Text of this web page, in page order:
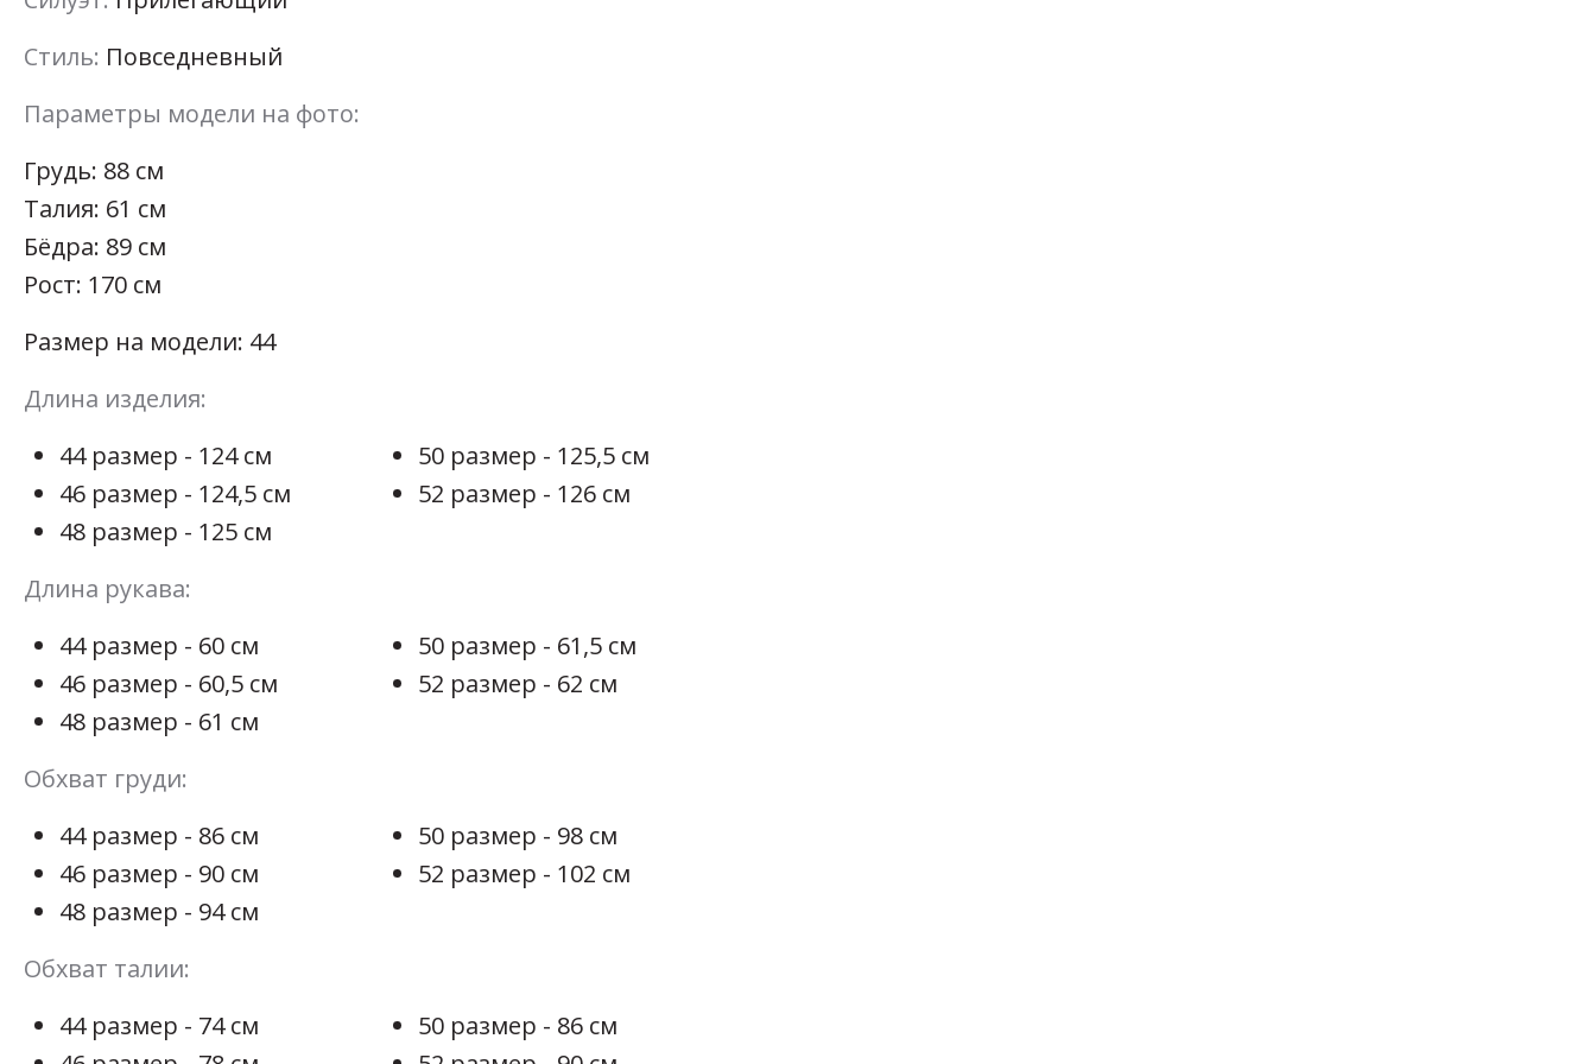
Стиль: Повседневный
Параметры модели на фото:
Грудь: 88 см
Талия: 61 см
Бёдра: 89 см
Рост: 170 см
Размер на модели: 44
Длина изделия:
44 размер - 124 см
46 размер - 124,5 см
48 размер - 125 см
50 размер - 125,5 см
52 размер - 126 см
Длина рукава:
44 размер - 60 см
46 размер - 60,5 см
48 размер - 61 см
50 размер - 61,5 см
52 размер - 62 см
Обхват груди:
44 размер - 86 см
46 размер - 90 см
48 размер - 94 см
50 размер - 98 см
52 размер - 102 см
Обхват талии:
44 размер - 74 см
50 размер - 86 см